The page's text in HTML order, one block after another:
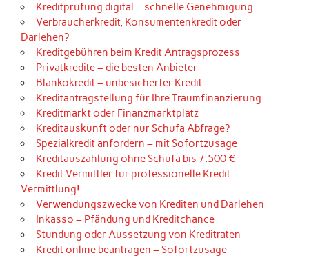
Kreditprüfung digital – schnelle Genehmigung
Verbraucherkredit, Konsumentenkredit oder
Darlehen?
Kreditgebühren beim Kredit Antragsprozess
Privatkredite – die besten Anbieter
Blankokredit – unbesicherter Kredit
Kreditantragstellung für Ihre Traumfinanzierung
Kreditmarkt oder Finanzmarktplatz
Kreditauskunft oder nur Schufa Abfrage?
Spezialkredit anfordern – mit Sofortzusage
Kreditauszahlung ohne Schufa bis 7.500 €
Kredit Vermittler für professionelle Kredit
Vermittlung!
Verwendungszwecke von Krediten und Darlehen
Inkasso – Pfändung und Kreditchance
Stundung oder Aussetzung von Kreditraten
Kredit online beantragen – Sofortzusage